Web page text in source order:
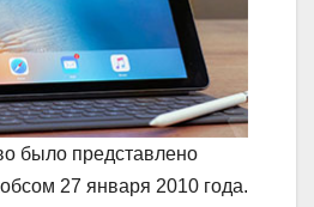
было представлено
27 января 2010 года.